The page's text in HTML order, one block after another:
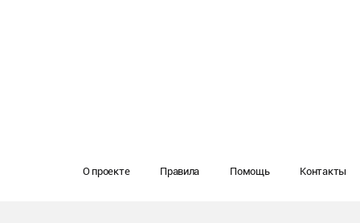
О проекте Правила Помощь Контакты